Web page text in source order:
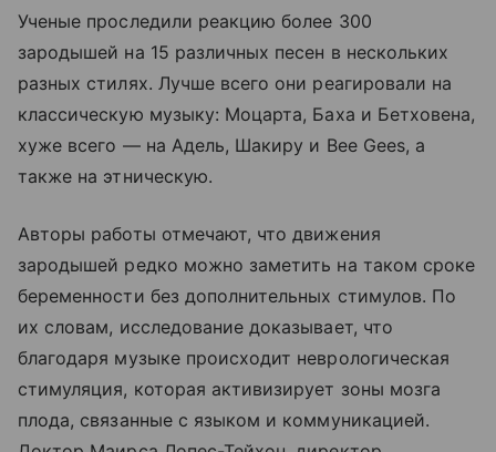
Ученые проследили реакцию более 300
зародышей на 15 различных песен в нескольких
разных стилях. Лучше всего они реагировали на
классическую музыку: Моцарта, Баха и Бетховена,
хуже всего — на Адель, Шакиру и Bee Gees, а
также на этническую.
Авторы работы отмечают, что движения
зародышей редко можно заметить на таком сроке
беременности без дополнительных стимулов. По
их словам, исследование доказывает, что
благодаря музыке происходит неврологическая
стимуляция, которая активизирует зоны мозга
плода, связанные с языком и коммуникацией.